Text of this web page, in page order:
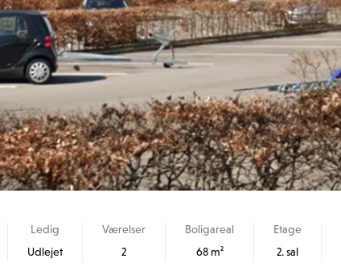
Ledig
Udlejet
Værelser
2
Boligareal
68 m²
Etage
2. sal